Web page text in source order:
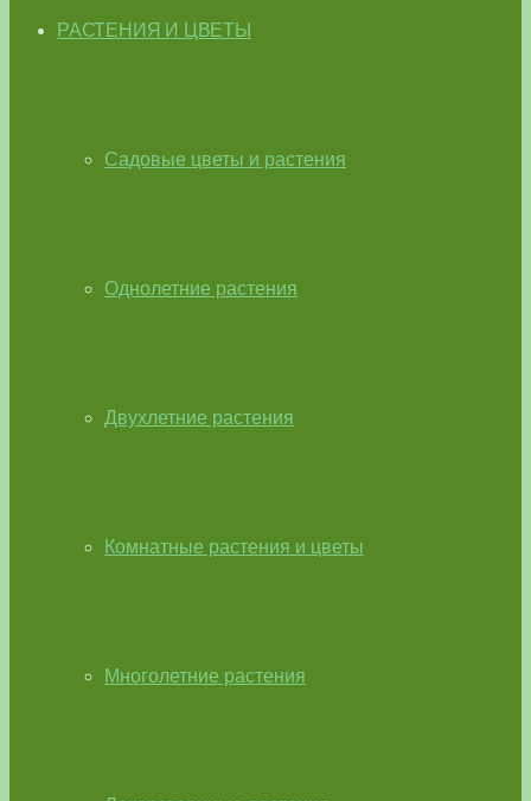
РАСТЕНИЯ И ЦВЕТЫ
Садовые цветы и растения
Однолетние растения
Двухлетние растения
Комнатные растения и цветы
Многолетние растения